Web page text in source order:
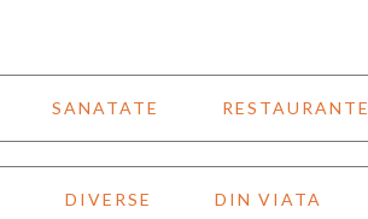
SANATATE RESTAURANTE
DIVERSE DIN VIATA